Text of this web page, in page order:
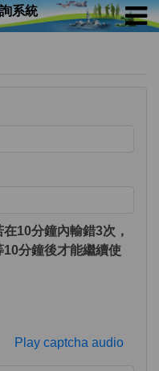
系統
10分鐘內輸錯3次，
分鐘後才能繼續使
Play captcha audio